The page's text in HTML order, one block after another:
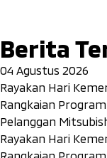
Berita
04 Agustus 2026
Rayakan Hari
Rangkaian
Pelanggan
Rayakan Hari